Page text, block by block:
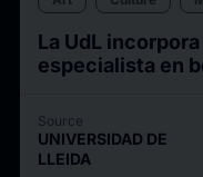
La UdL
especialista en
Source
UNIVERSIDAD DE
LLEIDA